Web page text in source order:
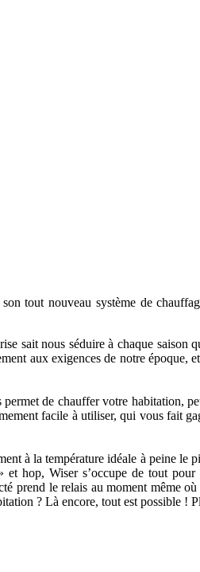
tout nouveau système de
sait nous séduire à chaque saison
aux exigences de notre époque,
de chauffer votre habitation,
facile à utiliser, qui vous fait
à la température idéale à peine le
hop, Wiser s’occupe de tout pour
prend le relais au moment même
? Là encore, tout est possible !